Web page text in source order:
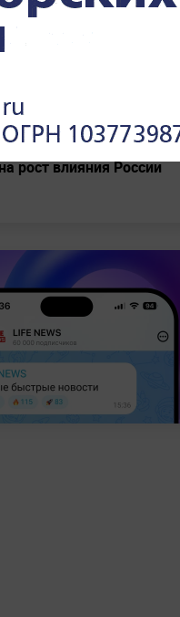
отреагировали на
в июле
рост влияния России